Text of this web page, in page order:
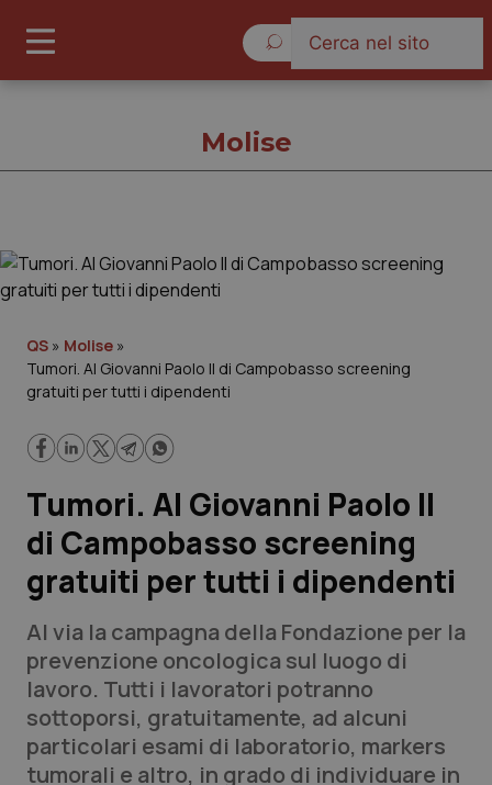
Governo e Parlamento
Regioni e Asl
Lavoro e Professioni
Scienza e Farmaci
Studi e Analisi
Lettere al direttore
Edizioni Regionali
QS Pro
Molise
QS » Molise »
Tumori. Al Giovanni Paolo II di Campobasso screening
gratuiti per tutti i dipendenti
Tumori. Al Giovanni Paolo II
di Campobasso screening
gratuiti per tutti i dipendenti
Al via la campagna della Fondazione per la
prevenzione oncologica sul luogo di
lavoro. Tutti i lavoratori potranno
sottoporsi, gratuitamente, ad alcuni
particolari esami di laboratorio, markers
tumorali e altro, in grado di individuare in